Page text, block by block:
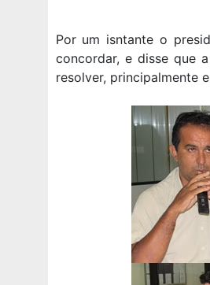
Por um isntante o
concordar, e disse que
resolver, principalmente